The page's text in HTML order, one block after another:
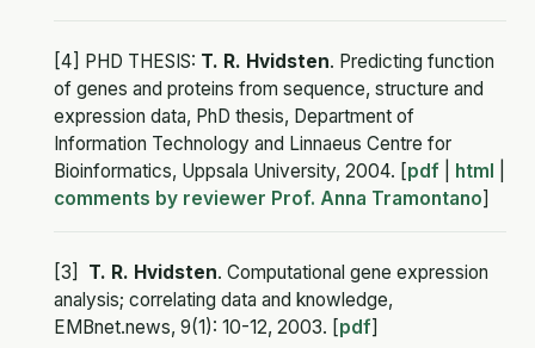
[4] PHD THESIS: T. R. Hvidsten. Predicting function
of genes and proteins from sequence, structure and
expression data, PhD thesis, Department of
Information Technology and Linnaeus Centre for
Bioinformatics, Uppsala University, 2004. [pdf| html
comments by reviewer Prof. Anna Tramontano]
[3] T. R. Hvidsten. Computational gene expression
analysis; correlating data and knowledge,
EMBnet.news, 9(1): 10-12, 2003. [pdf]